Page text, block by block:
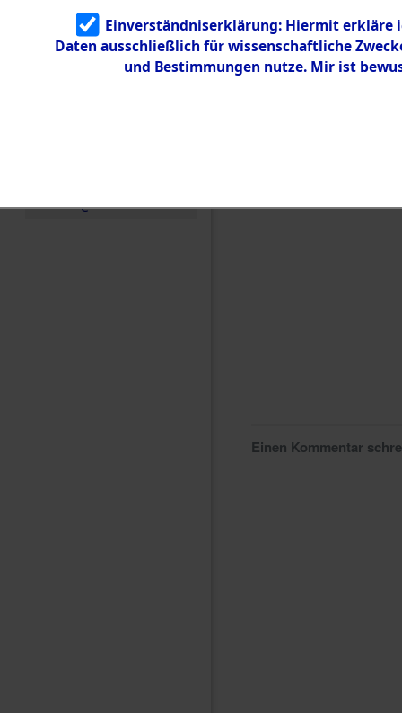
Identifizierun
g
5.3.3
Todesmärsch
e
Einen Kommentar
Einverständniserklärung: Hiermit erkläre
Daten ausschließlich für wissenschaftliche
und Bestimmungen nutze. Mir ist